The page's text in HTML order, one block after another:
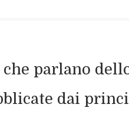
parlano
dai